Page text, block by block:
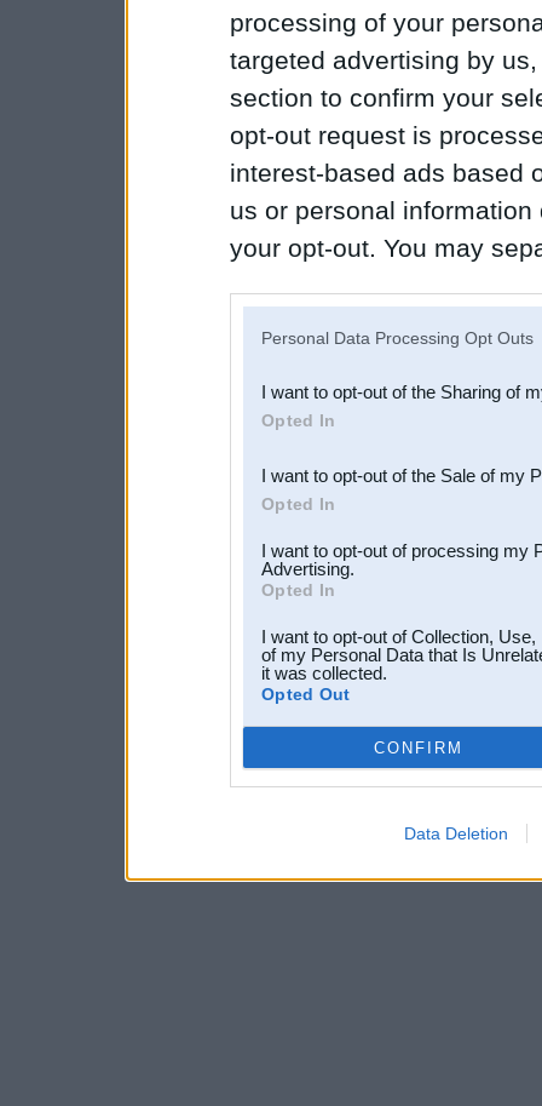
processing of your
targeted advertising by
section to confirm your
opt-out request is
interest-based ads based
us or personal
your opt-out. You may
Downstream Participants
third parties.
Personal Data Processing Opt Outs
I want to opt-out of the Sharing of
Opted In
I want to opt-out of the Sale of my
Opted In
I want to opt-out of processing my
Advertising.
Opted In
I want to opt-out of Collection,
of my Personal Data that Is
it was collected.
Opted Out
CONFIRM
Data Deletion